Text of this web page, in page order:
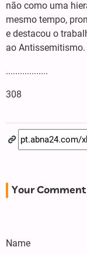
não como uma
mesmo tempo,
e destacou o
ao Antissemitismo.
..................
308
Your Comment
Name